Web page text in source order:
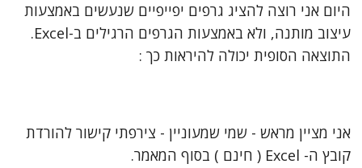
צור קשר
היום אני רוצה להציג גרפים יפייפיים שנעשים באמצעות
עיצוב מותנה, ולא באמצעות הגרפים הרגילים ב-Excel.
התוצאה הסופית יכולה להיראות כך :
אני מציין מראש - שמי שמעוניין - צירפתי קישור להורדת
קובץ ה- Excel ( חינם ) בסוף המאמר.